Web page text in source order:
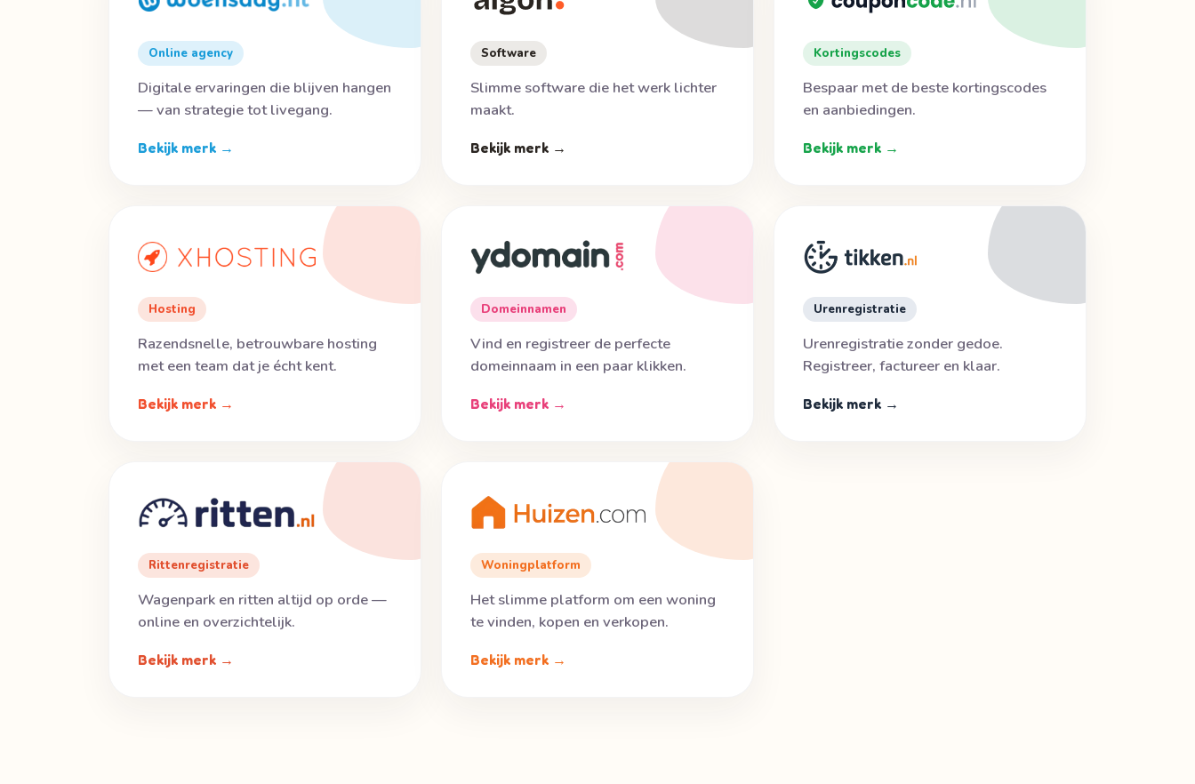
Online agency
Digitale ervaringen die blijven hangen
— van strategie tot livegang.
Bekijk merk →
Software
Slimme software die het werk lichter
maakt.
Bekijk merk →
Kortingscodes
Bespaar met de beste kortingscodes
en aanbiedingen.
Bekijk merk →
Hosting
Razendsnelle, betrouwbare hosting
met een team dat je écht kent.
Bekijk merk →
Domeinnamen
Vind en registreer de perfecte
domeinnaam in een paar klikken.
Bekijk merk →
Urenregistratie
Urenregistratie zonder gedoe.
Registreer, factureer en klaar.
Bekijk merk →
Rittenregistratie
Wagenpark en ritten altijd op orde —
online en overzichtelijk.
Bekijk merk →
Woningplatform
Het slimme platform om een woning
te vinden, kopen en verkopen.
Bekijk merk →